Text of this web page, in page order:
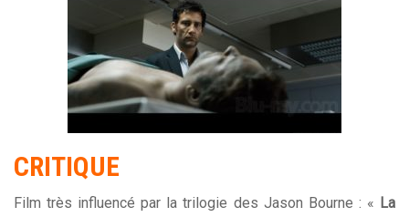
CRITIQUE
Film très influencé par la trilogie des Jason Bourne : « La